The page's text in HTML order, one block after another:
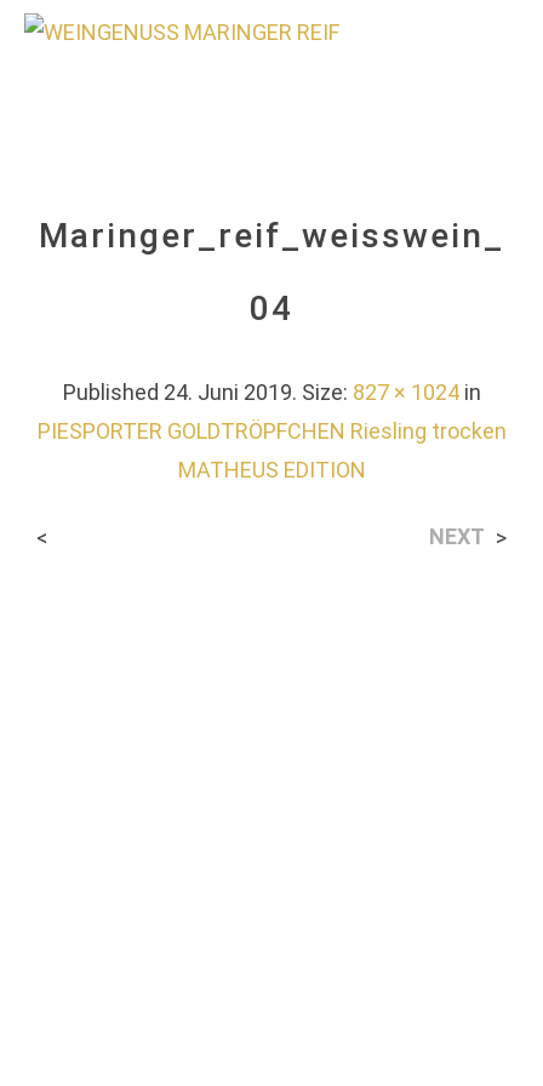
Maringer_reif_weisswein_
04
Published 24. Juni 2019. Size: 827 × 1024in
PIESPORTER GOLDTRÖPFCHEN Riesling trocken
MATHEUS EDITION
< NEXT >